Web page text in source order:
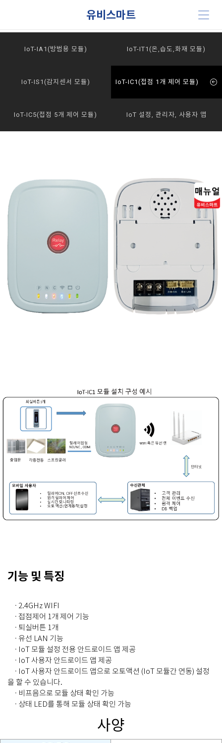
유비스마트
IoT-IA1(방범용 모듈) IoT-IT1(온,습도,화재 모듈)
IoT-IS1(감지센서 모듈) IoT-IC1(접점 1개 제어 모듈)
IoT-IC5(접점 5개 제어 모듈) IoT 설정, 관리자, 사용자 앱
기능 및 특징
· 2.4GHz WIFI
· 접점제어 1개 제어 기능
· 퇴실버튼 1개
· 유선 LAN 기능
· IoT 모듈 설정 전용 안드로이드 앱 제공
· IoT 사용자 안드로이드 앱 제공
· IoT 사용자 안드로이드 앱으로 오토액션 (IoT 모듈간 연동) 설정
을 할 수 있습니다.
· 비프음으로 모듈 상태 확인 가능
· 상태 LED를 통해 모듈 상태 확인 가능
사양